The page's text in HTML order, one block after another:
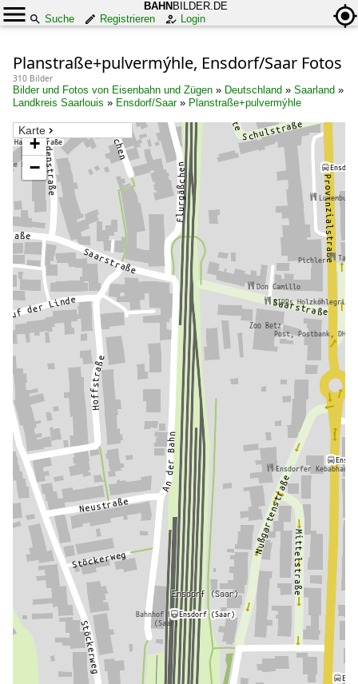
BAHN BILDER.DE
Suche
Registrieren Login
Planstraße+pulvermýhle, Ensdorf/Saar Fotos
310 Bilder
Bilder und Fotos von Eisenbahn und Zügen » Deutschland » Saarland »
Landkreis Saarlouis » Ensdorf/Saar» Planstraße+pulvermýhle
Karte
+
−